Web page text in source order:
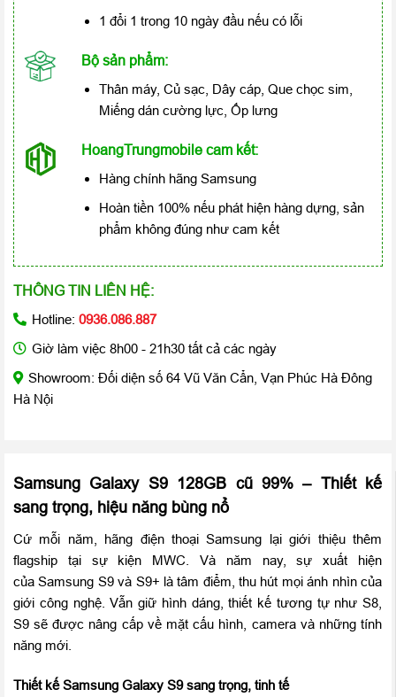
1 đổi 1 trong 10 ngày đầu nếu có lỗi
Bộ sản phẩm:
Thân máy, Củ sạc, Dây cáp, Que chọc sim,
Miếng dán cường lực, Ốp lưng
HoangTrungmobile cam kết:
Hàng chính hãng Samsung
Hoàn tiền 100% nếu phát hiện hàng dựng, sản
phẩm không đúng như cam kết
THÔNG TIN LIÊN HỆ:
Hotline: 0936.086.887
Giờ làm việc 8h00 - 21h30 tất cả các ngày
Showroom: Đối diện số 64 Vũ Văn Cẩn, Vạn Phúc Hà Đông
Hà Nội
Samsung Galaxy S9 128GB cũ 99% – Thiết kế
sang trọng, hiệu năng bùng nổ
Cứ mỗi năm, hãng điện thoại Samsung lại giới thiệu thêm
flagship tại sự kiện MWC. Và năm nay, sự xuất hiện
của Samsung S9 và S9+ là tâm điểm, thu hút mọi ánh nhìn của
giới công nghệ. Vẫn giữ hình dáng, thiết kế tương tự như S8,
S9 sẽ được nâng cấp về mặt cấu hình, camera và những tính
năng mới.
Thiết kế Samsung Galaxy S9 sang trọng, tinh tế